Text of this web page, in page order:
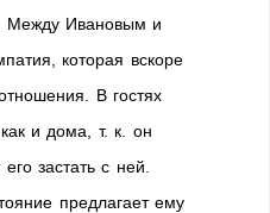
Между Ивановым и
которая вскоре
В гостях
и дома, т. к. он
застать с ней.
предлагает ему